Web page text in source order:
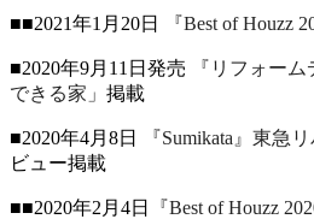
■■2021年1月20日 『Best of Houzz
■2020年9月11日発売 『リフォーム
できる家」 掲載
■2020年4月8日 『Sumikata』東急
ビュー掲載
■■2020年2月4日 『Best of Houzz